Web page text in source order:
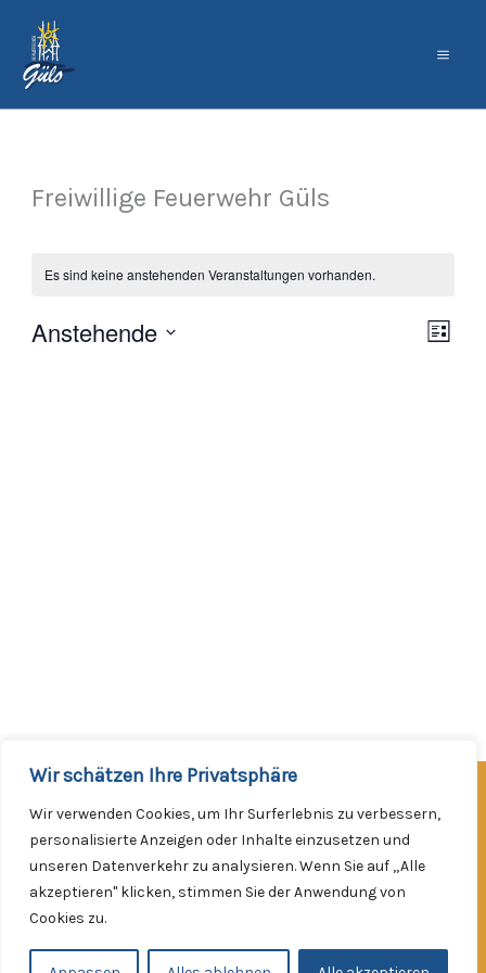
Wir schätzen Ihre Privatsphäre
Wir verwenden Cookies, um Ihr Surferlebnis zu verbessern,
personalisierte Anzeigen oder Inhalte einzusetzen und
unseren Datenverkehr zu analysieren. Wenn Sie auf „Alle
akzeptieren" klicken, stimmen Sie der Anwendung von
Cookies zu.
Inhalt
springen
Freiwillige Feuerwehr Güls
Es sind keine anstehenden Veranstaltungen vorhanden.
Liste
Anstehende
Werde Mitglied!
Impressum
Datenschutzerklärung